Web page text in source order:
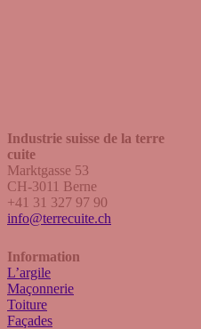
Industrie suisse de la terre
cuite
Marktgasse 53
CH-3011 Berne
+41 31 327 97 90
info@terrecuite.ch
Information
L’argile
Maçonnerie
Toiture
Façades